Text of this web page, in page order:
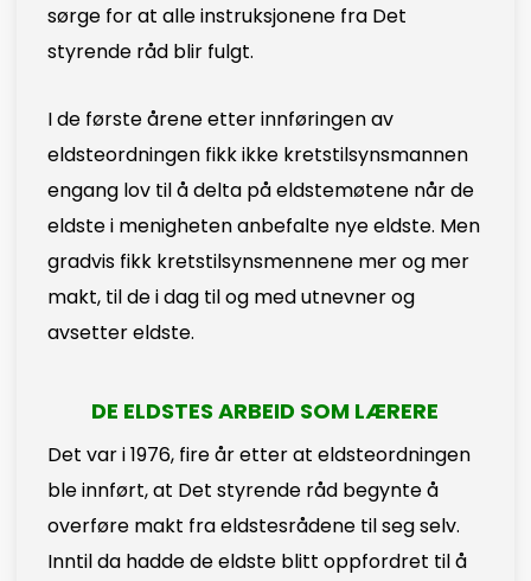
sørge for at alle instruksjonene fra Det
styrende råd blir fulgt.
I de første årene etter innføringen av
eldsteordningen fikk ikke kretstilsynsmannen
engang lov til å delta på eldstemøtene når de
eldste i menigheten anbefalte nye eldste. Men
gradvis fikk kretstilsynsmennene mer og mer
makt, til de i dag til og med utnevner og
avsetter eldste.
DE ELDSTES ARBEID SOM LÆRERE
Det var i 1976, fire år etter at eldsteordningen
ble innført, at Det styrende råd begynte å
overføre makt fra eldstesrådene til seg selv.
Inntil da hadde de eldste blitt oppfordret til å